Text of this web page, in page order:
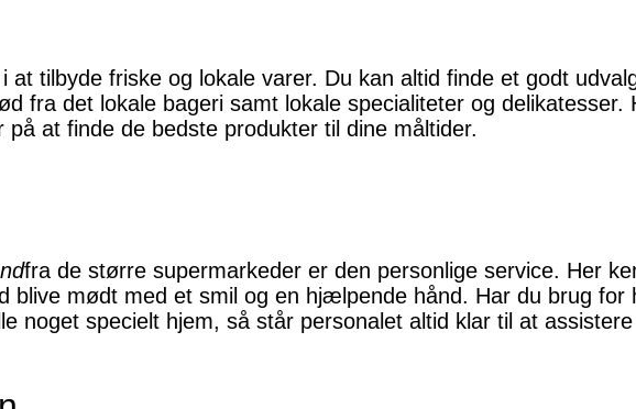
tilbyde friske og lokale varer. Du kan altid finde et godt
fra det lokale bageri samt lokale specialiteter og delikatesser.
at finde de bedste produkter til dine måltider.
fra de større supermarkeder er den personlige service. Her
blive mødt med et smil og en hjælpende hånd. Har du brug
noget specielt hjem, så står personalet altid klar til at assistere